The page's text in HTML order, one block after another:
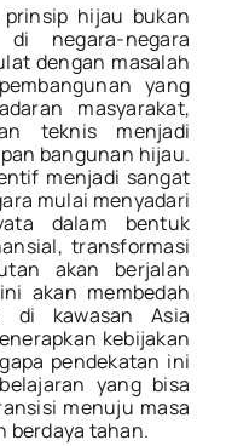
hijau bukan
negara-negara
dengan masalah
yang
masyarakat,
teknis menjadi
bangunan hijau.
menjadi sangat
mulai menyadari
dalam bentuk
transformasi
akan berjalan
akan membedah
di kawasan Asia
kebijakan
pendekatan ini
yang bisa
menuju masa
berdaya tahan.